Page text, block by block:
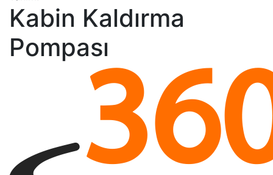
Kabin Kaldırma
Pompası